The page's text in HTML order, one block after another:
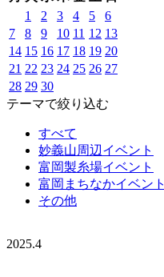
1
2 3 4 5
6
7
8 9 10 11 12 13
14 15 16 17 18 19 20
21 22 23 24 25 26 27
28 29 30
テーマで絞り込む
すべて
妙義山周辺イベント
富岡製糸場イベント
富岡まちなかイベント
その他
2025.4